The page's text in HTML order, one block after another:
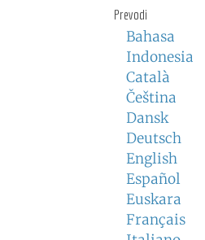
Prevodi
Bahasa
Indonesia
Català
Čeština
Dansk
Deutsch
English
Español
Euskara
Français